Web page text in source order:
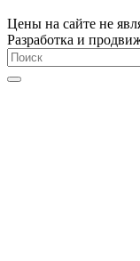
Цены на сайте не
Разработка и